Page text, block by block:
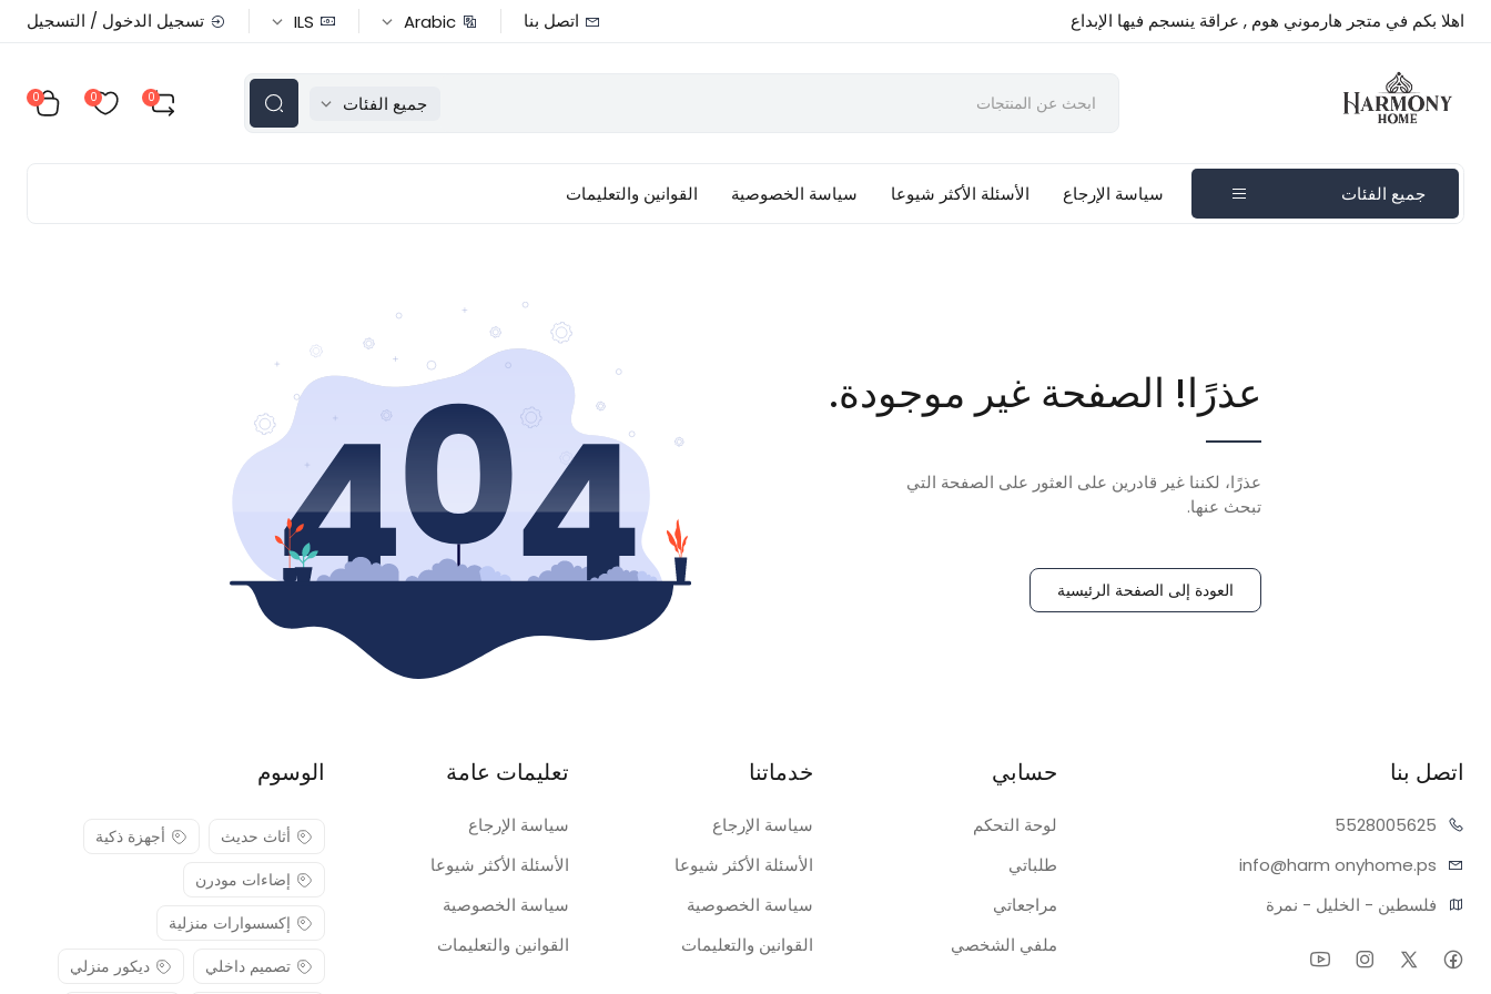
اهلا بكم في متجر هارموني هوم , عراقة ينسجم فيها الإبداع اتصل بنا Arabic
ILS تسجيل الدخول / التسجيل
جميع الفئات 0
0
0
جميع الفئات سياسة الإرجاع الأسئلة الأكثر شيوعا سياسة الخصوصية القوانين والتعليمات
عذرًا! الصفحة غير موجودة.
عذرًا، لكننا غير قادرين على العثور على الصفحة التي
تبحث عنها.
العودة إلى الصفحة الرئيسية
اتصل بنا
05625
55280
info@harm onyhome.ps
فلسطين - الخليل - نمرة
حسابي
لوحة التحكم
طلباتي
مراجعاتي
ملفي الشخصي
خدماتنا
سياسة الإرجاع
الأسئلة الأكثر شيوعا
سياسة الخصوصية
القوانين والتعليمات
تعليمات عامة
سياسة الإرجاع
الأسئلة الأكثر شيوعا
سياسة الخصوصية
القوانين والتعليمات
الوسوم
أثاث حديث
أجهزة ذكية
إضاءات مودرن
إكسسوارات منزلية
تصميم داخلي
ديكور منزلي